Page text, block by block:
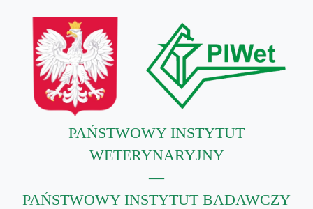
PAŃSTWOWY INSTYTUT
WETERYNARYJNY
—
PAŃSTWOWY INSTYTUT BADAWCZY